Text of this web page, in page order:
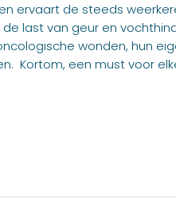
ervaart de steeds
last van geur en
wonden, hun
Kortom, een must voor